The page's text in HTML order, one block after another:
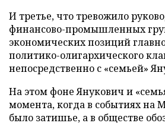
И третье, что тревожило
финансово-промышленных
экономических позиций
политико-олигархического
непосредственно с «семьей»
На этом фоне Янукович и
момента, когда в событиях на
было затишье, а в обществе